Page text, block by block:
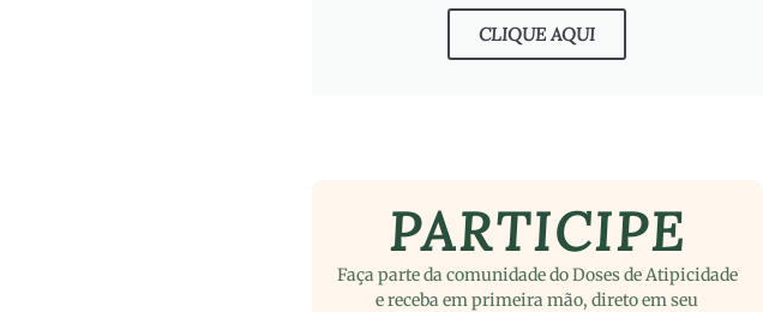
CLIQUE AQUI
PARTICIPE
Faça parte da comunidade do Doses de Atipicidade
e receba em primeira mão, direto em seu